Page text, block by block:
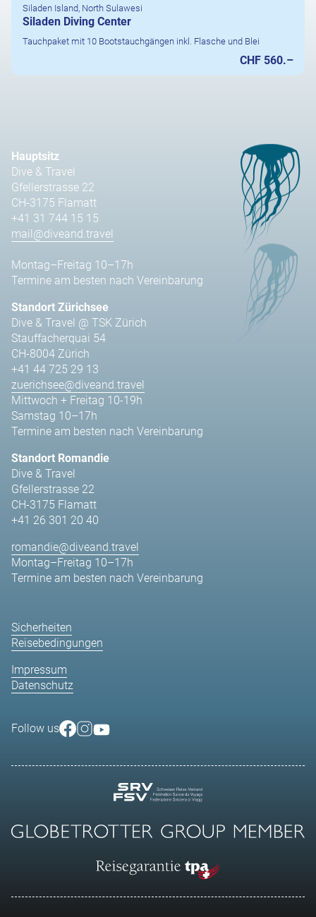
Siladen Island, North Sulawesi
Siladen Diving Center
Tauchpaket mit 10 Bootstauchgängen inkl. Flasche und Blei
CHF 560.–
Hauptsitz
Dive & Travel
Gfellerstrasse 22
CH-3175 Flamatt
+41 31 744 15 15
mail@diveand.travel
Montag–Freitag 10–17h
Termine am besten nach Vereinbarung
Standort Zürichsee
Dive & Travel @ TSK Zürich
Stauffacherquai 54
CH-8004 Zürich
+41 44 725 29 13
zuerichsee@diveand.travel
Mittwoch + Freitag 10-19h
Samstag 10–17h
Termine am besten nach Vereinbarung
Standort Romandie
Dive & Travel
Gfellerstrasse 22
CH-3175 Flamatt
+41 26 301 20 40
romandie@diveand.travel
Montag–Freitag 10–17h
Termine am besten nach Vereinbarung
Sicherheiten
Reisebedingungen
Impressum
Datenschutz
Follow us